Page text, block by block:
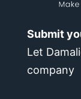
Submit
Let
company